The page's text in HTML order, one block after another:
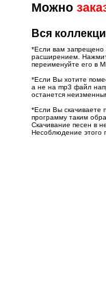
Можно
Вся
*Если вам запрещено
расширением.
переименуйте его в
*Если Вы хотите
а не на mp3 файл
останется
*Если Вы скачиваете
программу таким
Скачивание песен в
Несоблюдение этого